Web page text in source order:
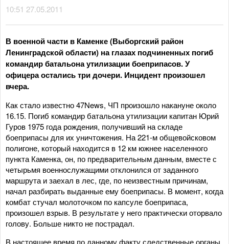
10:51 27.05.2011
В военной части в Каменке (Выборгский район
Ленинградской области) на глазах подчиненных погиб
командир батальона утилизации боеприпасов. У
офицера остались три дочери. Инцидент произошел
вчера.
Как стало известно 47News, ЧП произошло накануне около
16.15. Погиб командир батальона утилизации капитан Юрий
Гуров 1975 года рождения, получивший на складе
боеприпасы для их уничтожения. На 221-м общевойсковом
полигоне, который находится в 12 км южнее населенного
пункта Каменка, он, по предварительным данным, вместе с
четырьмя военнослужащими отклонился от заданного
маршрута и заехал в лес, где, по неизвестным причинам,
начал разбирать выданные ему боеприпасы. В момент, когда
комбат стучал молоточком по капсуле боеприпаса,
произошел взрыв. В результате у него практически оторвало
голову. Больше никто не пострадал.
В настоящее время по данному факту следственные органы